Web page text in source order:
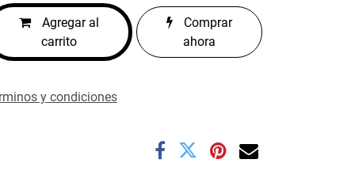
Agregar al
carrito
Comprar
ahora
y condiciones